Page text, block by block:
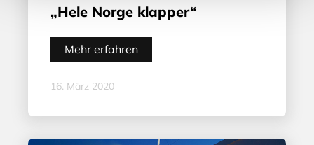
„Hele Norge klapper“
Mehr erfahren
16. März 2020